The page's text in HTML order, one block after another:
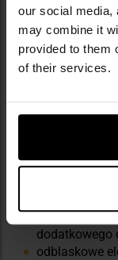
our social media,
may combine it
provided to them
of their services.
całkowita
wykonany z
przegroda do
system
klamra pasa
system
lekki
elastyczne
dodatkowego
odblaskowe